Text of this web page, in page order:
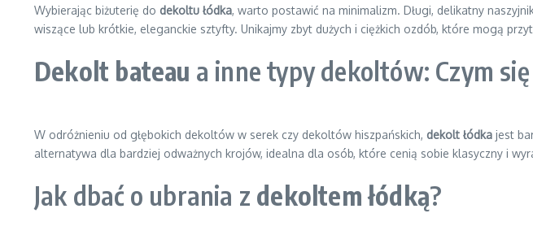
Wybierając biżuterię do dekoltu łódka, warto postawić na minimalizm. Długi, delikatny
wiszące lub krótkie, eleganckie sztyfty. Unikajmy zbyt dużych i ciężkich ozdób, które mogą
Dekolt bateau a inne typy dekoltów: Czym
W odróżnieniu od głębokich dekoltów w serek czy dekoltów hiszpańskich, dekolt łódka jest
alternatywa dla bardziej odważnych krojów, idealna dla osób, które cenią sobie klasyczny i
Jak dbać o ubrania z dekoltem łódką?